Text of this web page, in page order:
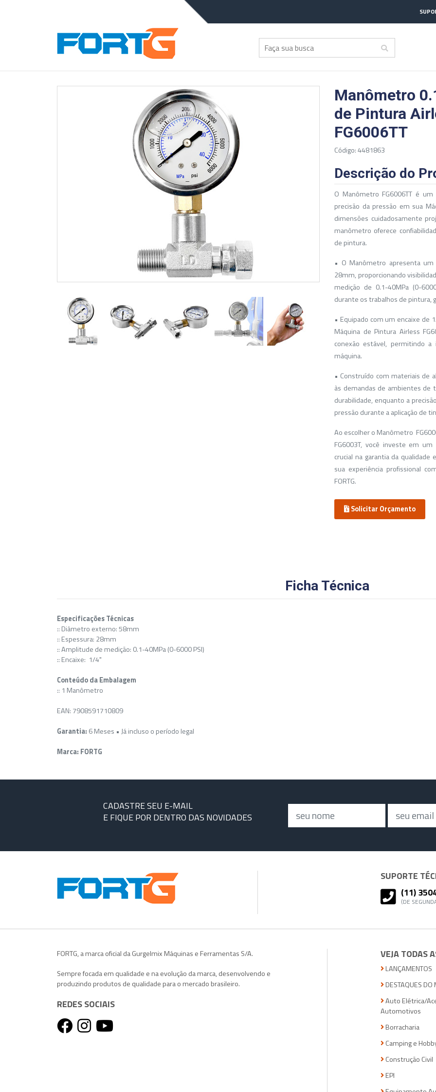
Manômetro
de Pintura
FG6006TT
Código: 4481863
Descrição do
O Manômetro FG6006TT é
precisão da pressão em sua
dimensões cuidadosamente
manômetro oferece
de pintura.
• O Manômetro apresenta
28mm, proporcionando
medição de 0.1-40MPa (0-
durante os trabalhos de
• Equipado com um encaixe de
Máquina de Pintura Airless
conexão estável, permitindo
máquina.
• Construído com materiais de
às demandas de ambientes de
durabilidade, enquanto a
pressão durante a aplicação de
Ao escolher o Manômetro
FG6003T, você investe em
crucial na garantia da
sua experiência profissional
FORTG.
Solicitar Orçamento
Ficha Técnica
Especificações Técnicas
:: Diâmetro externo: 58mm
:: Espessura: 28mm
:: Amplitude de medição: 0.1-40MPa (0-6000 PSI)
:: Encaixe: 1/4"
Conteúdo da Embalagem
:: 1 Manômetro
EAN: 7908591710809
Garantia: 6 Meses • Já incluso o período legal
Marca: FORTG
CADASTRE SEU E-MAIL
E FIQUE POR DENTRO DAS NOVIDADES
Nome
SUPORTE
(11)
(DE
FORTG, a marca oficial da Gurgelmix Máquinas e Ferramentas S/A.
Sempre focada em qualidade e na evolução da marca, desenvolvendo e
produzindo produtos de qualidade para o mercado brasileiro.
REDES SOCIAIS
VEJA TODAS
LANÇAMENTOS
DESTAQUES DO
Auto Elétrica/
Automotivos
Borracharia
Camping e
Construção Civil
EPI